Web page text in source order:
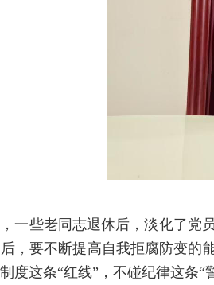
一些老同志退休后，淡化了党
，要不断提高自我拒腐防变的
度这条“红线”，不碰纪律这条“